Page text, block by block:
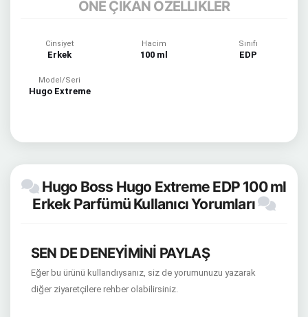
ÖNE ÇIKAN ÖZELLİKLER
Cinsiyet
Erkek
Hacim
100 ml
Sınıfı
EDP
Model/Seri
Hugo Extreme
Hugo Boss Hugo Extreme EDP 100 ml
Erkek Parfümü Kullanıcı Yorumları
SEN DE DENEYİMİNİ PAYLAŞ
Eğer bu ürünü kullandıysanız, siz de yorumunuzu yazarak
diğer ziyaretçilere rehber olabilirsiniz.